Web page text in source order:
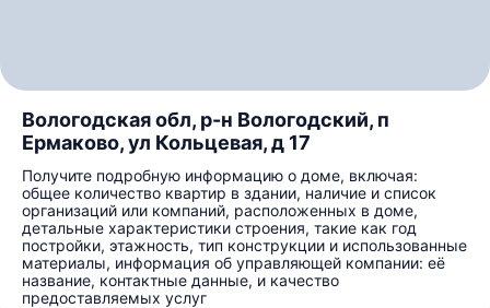
Вологодская обл, р-н Вологодский, п
Ермаково, ул Кольцевая, д 17
Получите подробную информацию о доме, включая:
общее количество квартир в здании, наличие и список
организаций или компаний, расположенных в доме,
детальные характеристики строения, такие как год
постройки, этажность, тип конструкции и использованные
материалы, информация об управляющей компании: её
название, контактные данные, и качество
предоставляемых услуг